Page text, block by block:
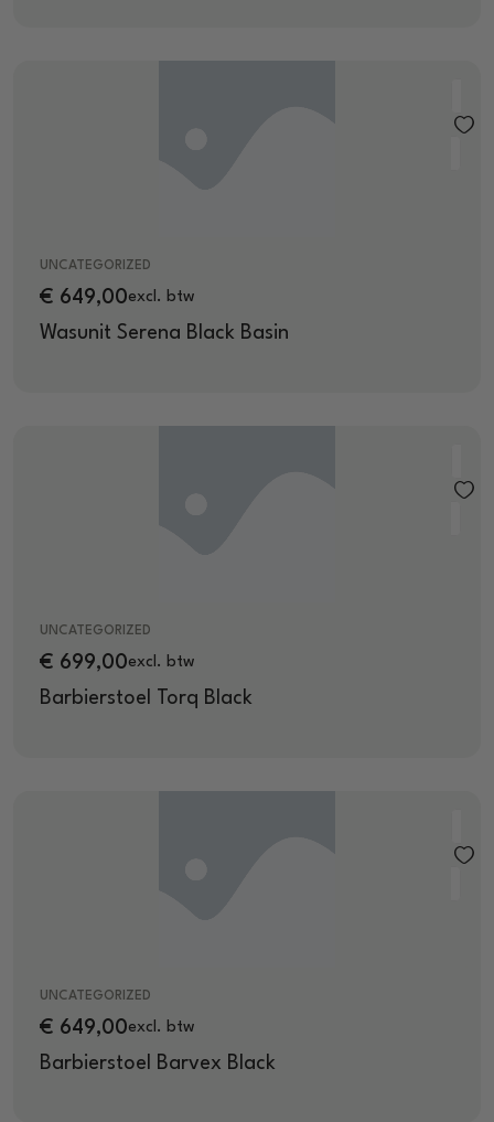
UNCATEGORIZED
Wasunit Serena Black Basin
€ 649,00excl. btw
UNCATEGORIZED
Barbierstoel Torq Black
€ 699,00excl. btw
UNCATEGORIZED
Barbierstoel Barvex Black
€ 649,00excl. btw